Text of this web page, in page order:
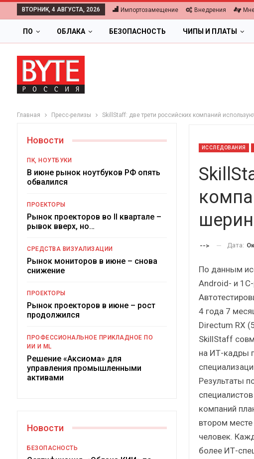
ВТОРНИК, 4 АВГУСТА, 2026 Импортозамещение Внедрения
ПО ОБЛАКА БЕЗОПАСНОСТЬ ЧИПЫ И ПЛАТЫ
Главная Пресс-релизы SkillStaff: две трети российских компаний
ИССЛЕДОВАНИЯ
--> Дата:
По данным
Android- и
4 года 7
Directum RX
SkillStaff
на ИТ-кадры
Результаты
компаний
втором
человек.
более ИТ-
Новости
ПК, НОУТБУКИ
В июне рынок ноутбуков РФ опять
обвалился
ПРОЕКТОРЫ
Рынок проекторов во II квартале –
рывок вверх, но…
СРЕДСТВА ВИЗУАЛИЗАЦИИ
Рынок мониторов в июне – снова
снижение
ПРОЕКТОРЫ
Рынок проекторов в июне – рост
продолжился
ПРОФЕССИОНАЛЬНОЕ ПРИКЛАДНОЕ ПО
ИИ И ML
Решение «Аксиома» для
управления промышленными
активами
Новости
БЕЗОПАСНОСТЬ
Цифровая экономика 2026.
Краткий статистический
Подкосят ли глобальные угрозы
российский рынок ИБП?